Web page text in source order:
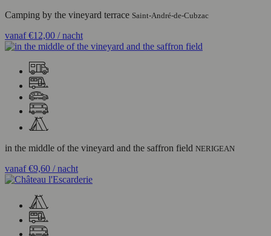
Camping by the vineyard terrace Saint-André-de-Cubzac
vanaf€12,00 / nacht
in the middle of the vineyard and the saffron field NERIGEAN
vanaf€9,60 / nacht